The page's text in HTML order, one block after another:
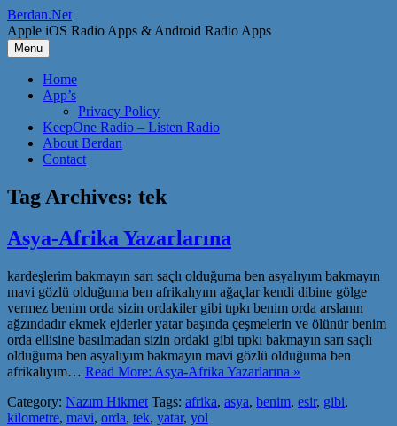
Skip
to
content
Berdan.Net
Apple iOS Radio Apps & Android Radio Apps
Menu
Home
App’s
Privacy Policy
KeepOne Radio – Listen Radio
About Berdan
Contact
Tag Archives: tek
Asya-Afrika Yazarlarına
kardeşlerim bakmayın sarı saçlı olduğuma ben asyalıyım bakmayın
mavi gözlü olduğuma ben afrikalıyım ağaçlar kendi dibine gölge
vermez benim orda sizin ordakiler gibi tıpkı benim orda arslanın
ağzındadır ekmek ejderler yatar başında çeşmelerin ve ölünür benim
orda ellisine basılmadan sizin ordaki gibi tıpkı bakmayın sarı saçlı
olduğuma ben asyalıyım bakmayın mavi gözlü olduğuma ben
afrikalıyım… Read More: Asya-Afrika Yazarlarına »
Category: Nazım Hikmet Tags: afrika, asya, benim, esir, gibi,
kilometre, mavi, orda, tek, yatar, yol